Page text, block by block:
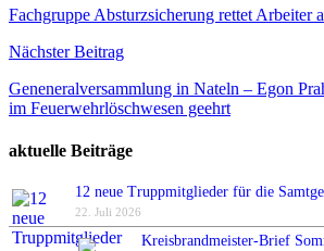
Fachgruppe Absturzsicherung rettet Arbeiter
Nächster Beitrag
Geneneralversammlung in Nateln – Egon
im Feuerwehrlöschwesen geehrt
aktuelle Beiträge
12 neue Truppmitglieder für die
22. Juli 2026
Kreisbrandmeister-Brief